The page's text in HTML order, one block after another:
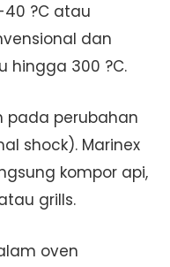
?C atau
dan
hingga 300 ?C.
pada perubahan
shock). Marinex
kompor api,
grills.
oven